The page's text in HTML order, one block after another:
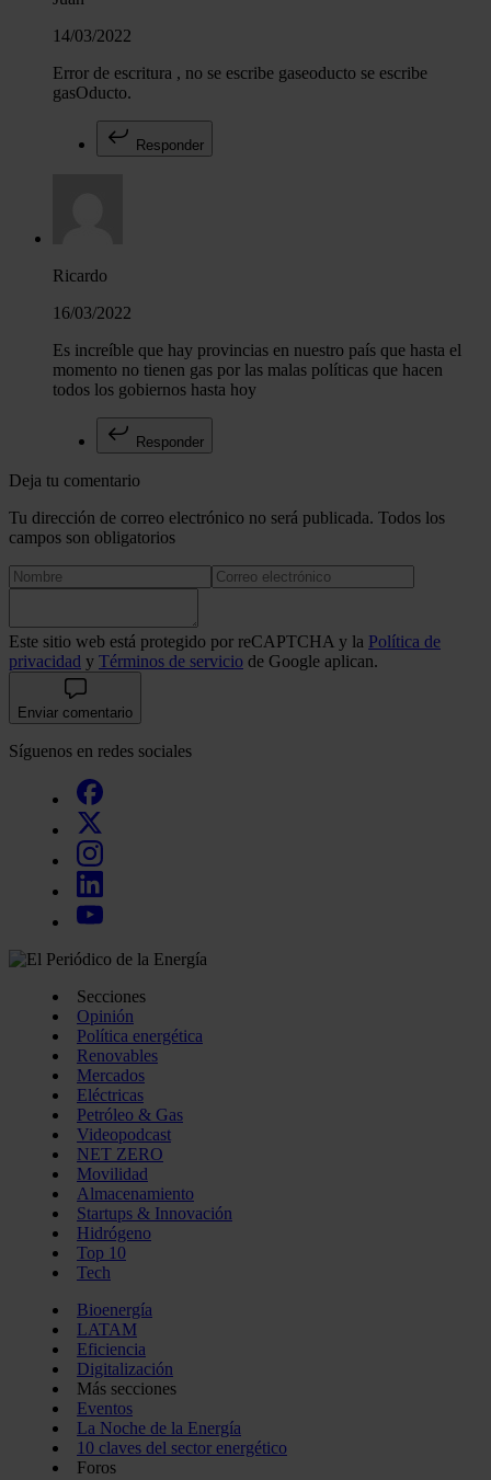
14/03/2022
Error de escritura , no se escribe gaseoducto se escribe
gasOducto.
Responder
Ricardo
16/03/2022
Es increíble que hay provincias en nuestro país que hasta el
momento no tienen gas por las malas políticas que hacen
todos los gobiernos hasta hoy
Responder
Deja tu comentario
Tu dirección de correo electrónico no será publicada. Todos los
campos son obligatorios
Este sitio web está protegido por reCAPTCHA y la Política de
privacidad y Términos de servicio de Google aplican.
Enviar comentario
Síguenos en redes sociales
Secciones
Opinión
Política energética
Renovables
Mercados
Eléctricas
Petróleo & Gas
Videopodcast
NET ZERO
Movilidad
Almacenamiento
Startups & Innovación
Hidrógeno
Top 10
Tech
Bioenergía
LATAM
Eficiencia
Digitalización
Más secciones
Eventos
La Noche de la Energía
10 claves del sector energético
Foros